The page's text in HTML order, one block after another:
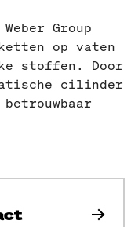
Group
op vaten
stoffen. Door
cilinder